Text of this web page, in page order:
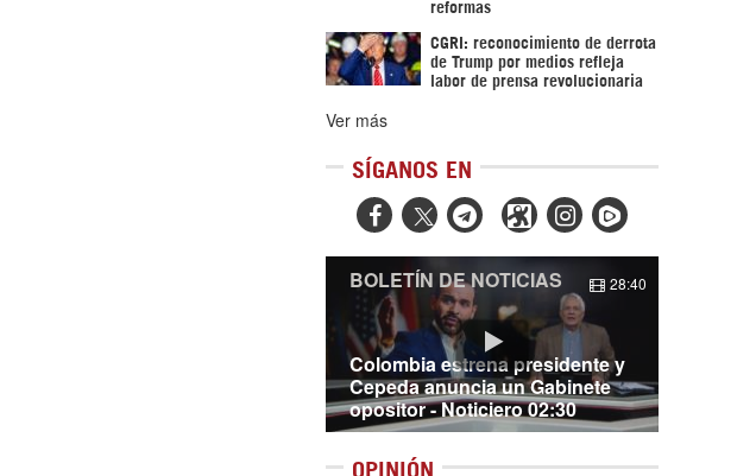
reformas
CGRI: reconocimiento de derrota
de Trump por medios refleja
labor de prensa revolucionaria
Ver más
SÍGANOS EN
  
Colombia estrena presidente y
Cepeda anuncia un Gabinete
opositor - Noticiero 02:30
BOLETÍN DE NOTICIAS 28:40
OPINIÓN